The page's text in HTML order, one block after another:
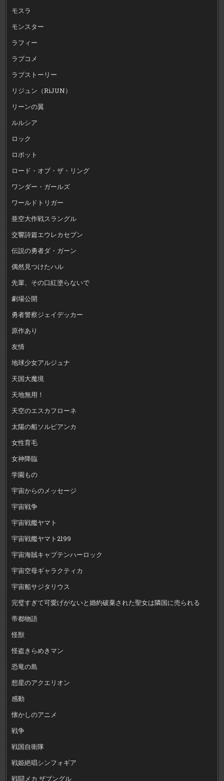
モスラ
モンスター
ラフィー
ラブコメ
ラブストーリー
リジュン（RiJUN）
リーンの翼
ルルシア
ロック
ロボット
ロード・オブ・ザ・リング
ワンダー・ガールズ
ワールドトリガー
亜空大作戦スラングル
交響詩篇エウレカセブン
伝説の勇者ダ・ガーン
偶然見つけたハル
先輩、その口紅塗らないで
劇場公開
勇者警察ジェイデッカー
原作あり
友情
地球少女アルジュナ
天国大魔境
天地無用！
天空のエスカフローネ
太陽の船ソルビアンカ
女性育毛
女神降臨
学園もの
宇宙からのメッセージ
宇宙戦争
宇宙戦艦ヤマト
宇宙戦艦ヤマト2199
宇宙海賊キャプテンハーロック
宇宙空母ギャラクティカ
宇宙船サジタリウス
完璧すぎて可愛げがないと婚約破棄された聖女は隣国に売られる
帝都物語
怪獣
怪盗きらめきマン
恐竜の島
想星のアクエリオン
感動
懐かしのアニメ
戦争
戦国自衛隊
戦姫絶唱シンフォギア
戦闘メカ ザブングル